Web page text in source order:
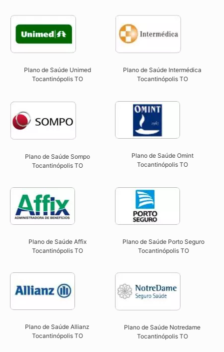
Plano de Saúde Unimed
Tocantinópolis TO
Plano de Saúde Intermédica
Tocantinópolis TO​
Plano de Saúde Sompo
Tocantinópolis TO​
Plano de Saúde Omint
Tocantinópolis TO​
Plano de Saúde Affix
Tocantinópolis TO​
Plano de Saúde Porto Seguro
Tocantinópolis TO​
Plano de Saúde Allianz
Tocantinópolis TO​
Plano de Saúde Notredame
Tocantinópolis TO​